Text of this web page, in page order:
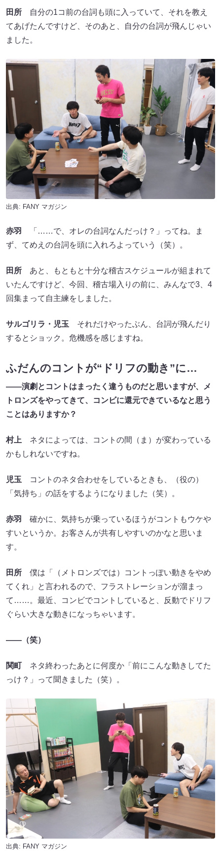
田所 自分の1コ前の台詞も頭に入っていて、それを教え
てあげたんですけど、そのあと、自分の台詞が飛んじゃい
ました。
出典: FANY マガジン
赤羽
「……で、オレの台詞なんだっけ？」ってね。ま
ず、てめえの台詞を頭に入れろよっていう（笑）。
田所 あと、もともと十分な稽古スケジュールが組まれて
いたんですけど、今回、稽古場入りの前に、みんなで3、4
回集まって自主練をしました。
サルゴリラ・児玉 それだけやったぶん、台詞が飛んだり
するとショック。危機感を感じますね。
ふだんのコントが“ドリフの動き”に…
――演劇とコントはまったく違うものだと思いますが、メ
トロンズをやってきて、コンビに還元できているなと思う
ことはありますか？
村上 ネタによっては、コントの間（ま）が変わっている
かもしれないですね。
児玉 コントのネタ合わせをしているときも、（役の）
「気持ち」の話をするようになりました（笑）。
赤羽
確かに、気持ちが乗っているほうがコントもウケや
すいというか。お客さんが共有しやすいのかなと思いま
す。
田所 僕は「（メトロンズでは）コントっぽい動きをやめ
てくれ」と言われるので、フラストレーションが溜まっ
て……。最近、コンビでコントしていると、反動でドリフ
ぐらい大きな動きになっちゃいます。
――（笑）
関町 ネタ終わったあとに何度か「前にこんな動きしてた
っけ？」って聞きました（笑）。
出典: FANY マガジン